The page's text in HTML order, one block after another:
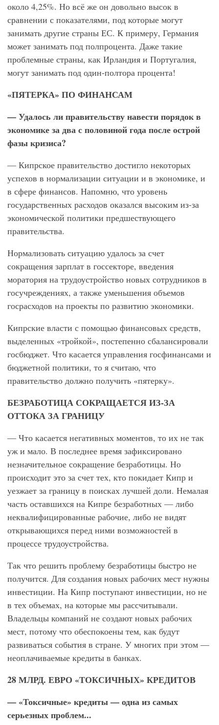
около 4,25%. Но всё же он довольно высок в
сравнении с показателями, под которые могут
занимать другие страны ЕС. К примеру, Германия
может занимать под полпроцента. Даже такие
проблемные страны, как Ирландия и Португалия,
могут занимать под один-полтора процента!
«ПЯТЕРКА» ПО ФИНАНСАМ
—Удалось ли правительству навести порядок в
экономике за два с половиной года после острой
фазы кризиса?
— Кипрское правительство достигло некоторых
успехов в нормализации ситуации и в экономике, и
в сфере финансов. Напомню, что уровень
государственных расходов оказался высоким из-за
экономической политики предшествующего
правительства.
Нормализовать ситуацию удалось за счет
сокращения зарплат в госсекторе, введения
моратория на трудоустройство новых сотрудников в
госучреждениях, а также уменьшения объемов
госрасходов на проекты по развитию экономики.
Кипрские власти с помощью финансовых средств,
выделенных «тройкой», постепенно сбалансировали
госбюджет. Что касается управления госфинансами и
бюджетной политики, то я считаю, что
правительство должно получить «пятерку».
БЕЗРАБОТИЦА СОКРАЩАЕТСЯ ИЗ-ЗА
ОТТОКА ЗА ГРАНИЦУ
— Что касается негативных моментов, то их не так
уж и мало. В последнее время зафиксировано
незначительное сокращение безработицы. Но
происходит это за счет тех, кто покидает Кипр и
уезжает за границу в поисках лучшей доли. Немалая
часть оставшихся на Кипре безработных — либо
неквалифицированные рабочие, либо не видят
открывающихся перед ними возможностей в
процессе трудоустройства.
Так что решить проблему безработицы быстро не
получится. Для создания новых рабочих мест нужны
инвестиции. На Кипр поступают инвестиции, но не
в тех объемах, на которые мы рассчитывали.
Владельцы компаний не создают новых рабочих
мест, потому что обеспокоены тем, как будут
развиваться события в стране. У многих при этом —
неоплачиваемые кредиты в банках.
28 МЛРД. ЕВРО «ТОКСИЧНЫХ» КРЕДИТОВ
— «Токсичные» кредиты — одна из самых
серьезных проблем...